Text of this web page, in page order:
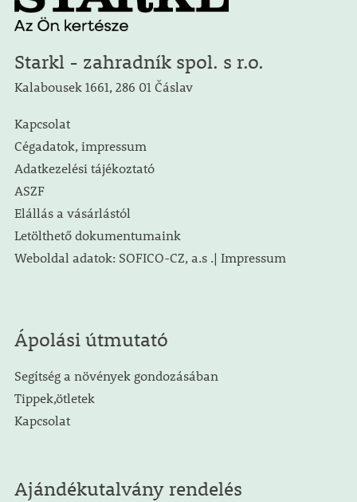
Starkl - zahradník spol. s r.o.
Kalabousek 1661, 286 01 Čáslav
Kapcsolat
Cégadatok, impressum
Adatkezelési tájékoztató
ASZF
Elállás a vásárlástól
Letölthető dokumentumaink
Weboldal adatok: SOFICO-CZ, a.s .| Impressum
Ápolási útmutató
Segítség a növények gondozásában
Tippek,ötletek
Kapcsolat
Ajándékutalvány rendelés